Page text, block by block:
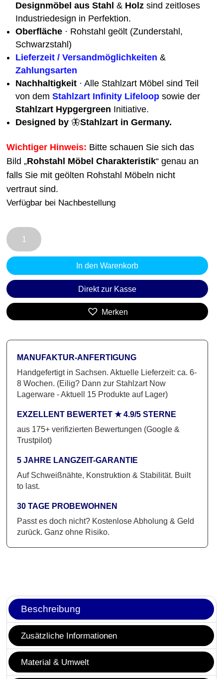
Designmöbel aus Stahl & Holz sind zeitloses
Industriedesign in Perfektion.
Oberfläche · Rohstahl geölt (Zunderstahl,
Schwarzstahl)
Lieferzeit / Versandmöglichkeiten &
Zahlungsarten
Nachhaltigkeit · Alle Stahlzart Möbel sind Teil
von demStahlzart Infinity Lifeloop sowie der
Stahlzart Hypgergreen Initiative.
Designed by 🦋Stahlzart in Germany.
Wichtiger Hinweis: Bitte schauen Sie sich das
Bild „Rohstahl Möbel Charakteristik“ genau an
falls Sie mit geölten Rohstahl Möbeln nicht
vertraut sind.
Verfügbar bei Nachbestellung
Kaminholzregal
TIMELESS
10:
Modern
Innen
aus
Metall,
Menge
In den Warenkorb
Direkt zur Kasse
Merken
MANUFAKTUR-ANFERTIGUNG
Handgefertigt in Sachsen. Aktuelle Lieferzeit: ca. 6-
8 Wochen. (Eilig? Dann zur Stahlzart Now
Lagerware - Aktuell 15 Produkte auf Lager)
EXZELLENT BEWERTET ★ 4.9/5 STERNE
aus 175+ verifizierten Bewertungen (Google &
Trustpilot)
5 JAHRE LANGZEIT-GARANTIE
Auf Schweißnähte, Konstruktion & Stabilität. Built
to last.
30 TAGE PROBEWOHNEN
Passt es doch nicht? Kostenlose Abholung & Geld
zurück. Ganz ohne Risiko.
Beschreibung
Zusätzliche Informationen
Material & Umwelt